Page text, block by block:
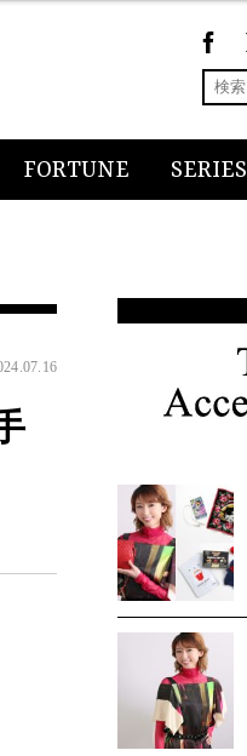
FORTUNE SERIES